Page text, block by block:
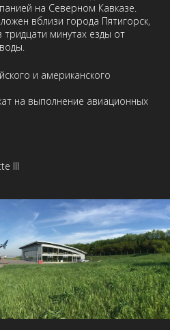
на Северном Кавказе.
вблизи города Пятигорск,
минутах езды от
и американского
на выполнение авиационных
III